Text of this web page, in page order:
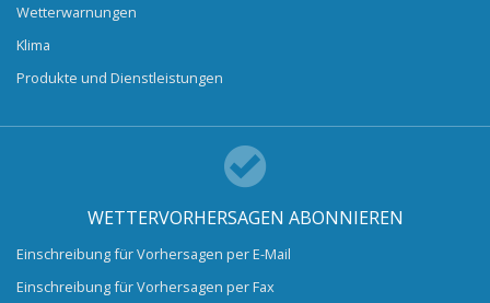
Wetterwarnungen
Klima
Produkte und Dienstleistungen
WETTERVORHERSAGEN ABONNIEREN
Einschreibung für Vorhersagen per E-Mail
Einschreibung für Vorhersagen per Fax